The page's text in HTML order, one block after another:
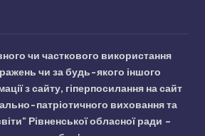
чи часткового використання
чи за будь-якого іншого
з сайту, гіперпосилання на сайт
патріотичного виховання та
Рівненської обласної ради –